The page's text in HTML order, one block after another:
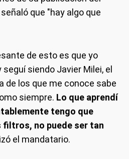
que "hay algo que
de esto es que yo
siendo Javier Milei, el
de los que me conoce sabe
siempre. Lo que aprendí
tengo que
filtros, no puede ser tan
el mandatario.